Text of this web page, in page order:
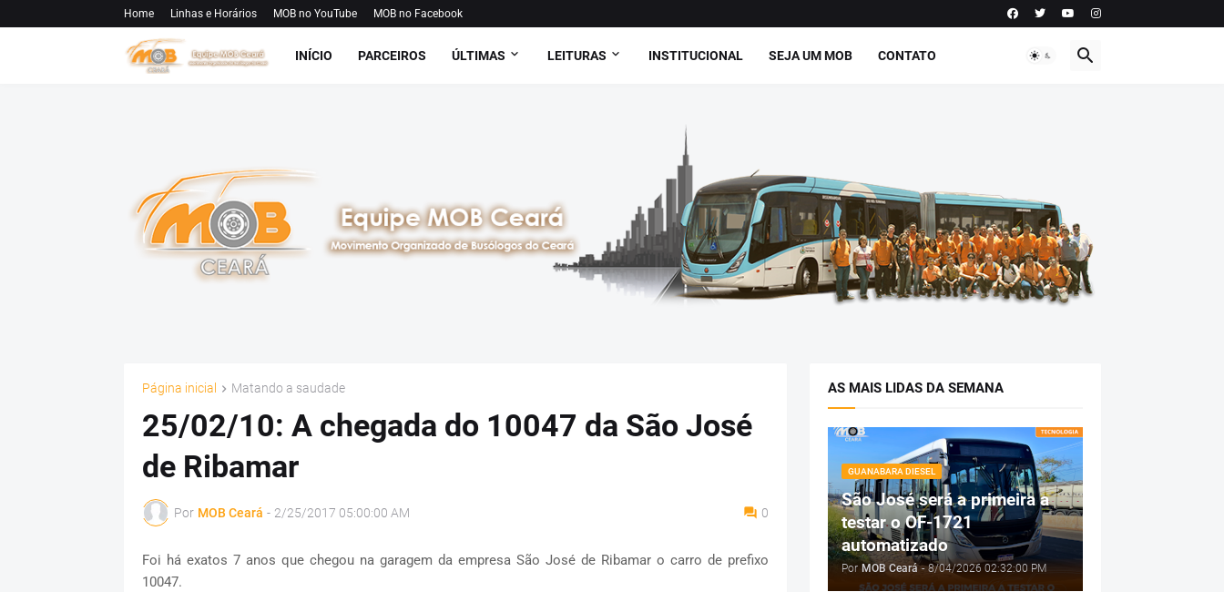
Home Linhas e Horários MOB no YouTube MOB no Facebook
INÍCIO PARCEIROS ÚLTIMAS LEITURAS INSTITUCIONAL SEJA UM MOB CONTATO
Página inicial Matando a saudade
25/02/10: A chegada do 10047 da São José
de Ribamar
Por MOB Ceará - 2/25/2017 05:00:00 AM 0
Foi há exatos 7 anos que chegou na garagem da empresa São José de Ribamar o carro de prefixo
10047.
AS MAIS LIDAS DA SEMANA
GUANABARA DIESEL
São José será a primeira a
testar o OF-1721
automatizado
Por MOB Ceará - 8/04/2026 02:32:00 PM